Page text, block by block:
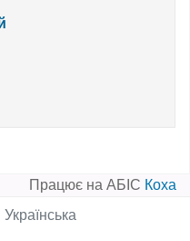
Працює на АБІС Коха
Українська